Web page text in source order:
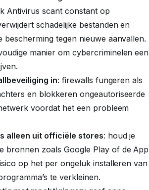
Antivirus scant constant op
schadelijke bestanden en
bescherming tegen nieuwe aanvallen.
manier om cybercriminelen een
in: firewalls fungeren als
en blokkeren ongeautoriseerde
voordat het een probleem
alleen uit officiële stores: houd je
bronnen zoals Google Play of de App
op het per ongeluk installeren van
te verkleinen.